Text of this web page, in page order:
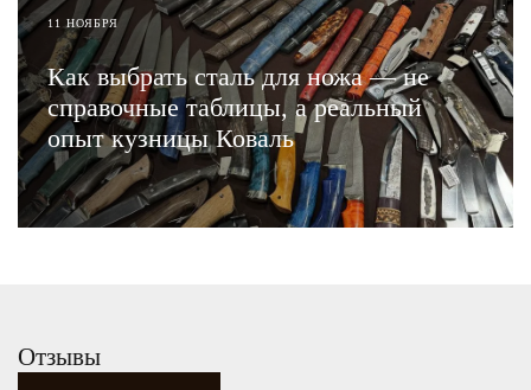
11 НОЯБРЯ
Как выбрать сталь для ножа — не
справочные таблицы, а реальный
опыт кузницы Коваль
ЧИТАТЬ
Отзывы